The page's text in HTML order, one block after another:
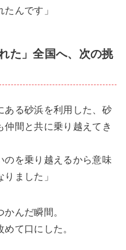
んです」
た」全国へ、次の挑
る砂浜を利用した、砂
間と共に乗り越えてき
のを乗り越えるから意味
ました」
んだ瞬間。
て口にした。